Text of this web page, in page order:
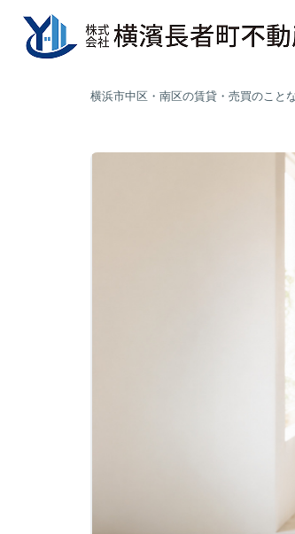
横浜市中区・南区の賃貸・売買のこと